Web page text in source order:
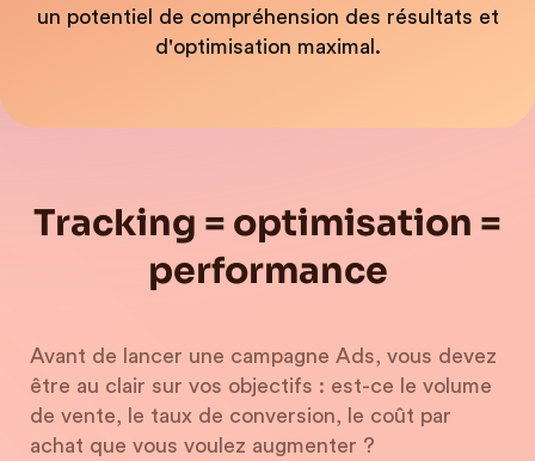
un potentiel de compréhension des résultats et
d'optimisation maximal.
Tracking = optimisation =
performance
Avant de lancer une campagne Ads, vous devez
être au clair sur vos objectifs : est-ce le volume
de vente, le taux de conversion, le coût par
achat que vous voulez augmenter ?